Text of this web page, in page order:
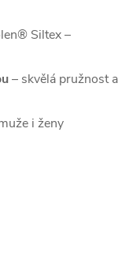
Siltex –
– skvělá pružnost a
i ženy